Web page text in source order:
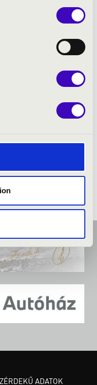
(Leipziger Choräle)
552
üvegfestmény
Miasszonyunkhoz,
ADATOK